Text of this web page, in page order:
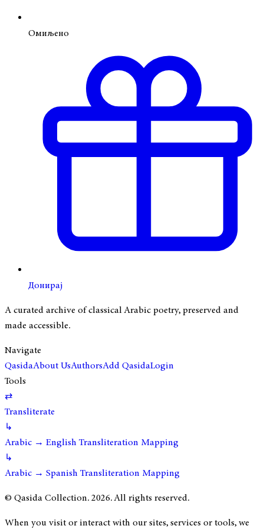
Омиљено
Донирај
A curated archive of classical Arabic poetry, preserved and
made accessible.
Navigate
QasidaAbout UsAuthorsAdd QasidaLogin
Tools
⇄
Transliterate
↳
Arabic → English Transliteration Mapping
↳
Arabic → Spanish Transliteration Mapping
© Qasida Collection.2026. All rights reserved.
When you visit or interact with our sites, services or tools, we